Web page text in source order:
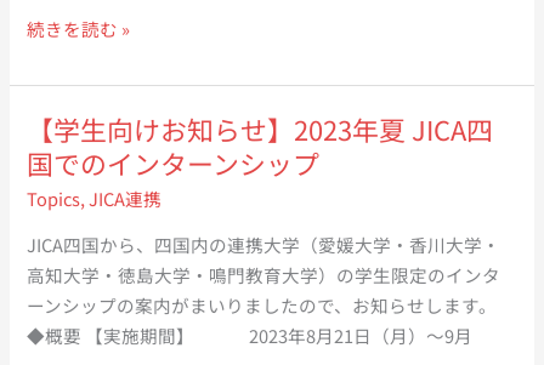
17
出
発
愛
媛
県
表
敬
問
さ
が
「農
業
ビ
ジ
ネ
ス
と
農
中
俊
之
理
事
長
特
別
補
佐
JICA
国
と
海
外
協
力
派
遣
に
続きを読む »
【学生向けお知らせ】2023年夏 JICA四
国でのインターンシップ
Topics,JICA連携
JICA四国から、四国内の連携大学（愛媛大学・香川大学・
高知大学・徳島大学・鳴門教育大学）の学生限定のインタ
ーンシップの案内がまいりましたので、お知らせします。
◆概要 【実施期間】 2023年8月21日（月）～9月